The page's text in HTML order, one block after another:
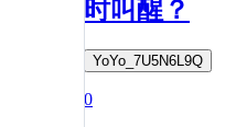
时叫醒？
YoYo_7U5N6L9Q
0